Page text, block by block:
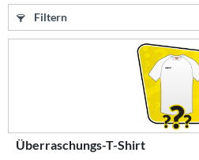
Filtern
Überraschungs-T-Shirt